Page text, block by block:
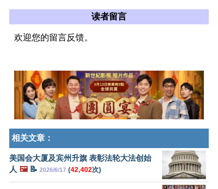
读者留言
欢迎您的留言反馈。
相关文章：
美国会大厦及宾州升旗 表彰法轮大法创始
人 🖼️📝 2026/6/17 (42,402次)